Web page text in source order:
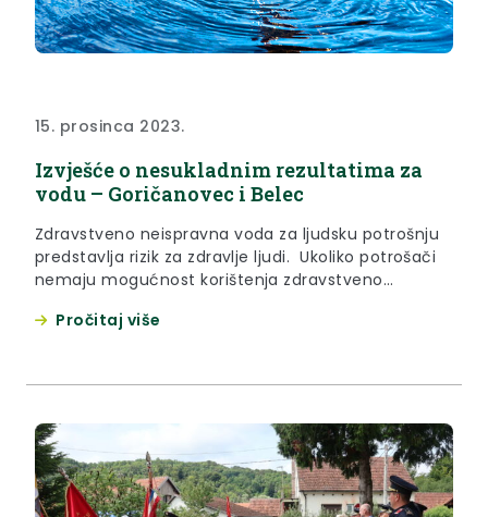
15. prosinca 2023.
Izvješće o nesukladnim rezultatima za
vodu – Goričanovec i Belec
Zdravstveno neispravna voda za ljudsku potrošnju
predstavlja rizik za zdravlje ljudi. Ukoliko potrošači
nemaju mogućnost korištenja zdravstveno
preporuča se mjera prokuhavanja vode prije
Goričanovec, TMR Neno...
Pročitaj više